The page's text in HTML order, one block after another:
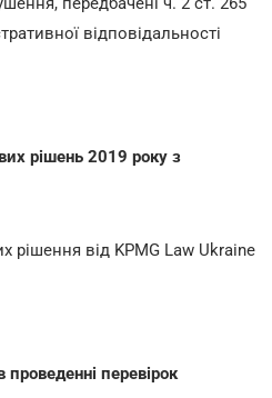
відповідальності
рішень 2019 року з
рішення від KPMG Law Ukraine
перевірок